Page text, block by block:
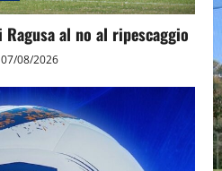
al no al ripescaggio
07/08/2026